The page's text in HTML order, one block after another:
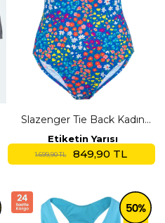
Slazenger Tie Back Kadın
Yüzücü Çiçekli Mayo
Etiketin Yarısı
1.699,90 TL 849,90 TL